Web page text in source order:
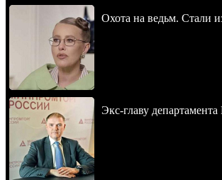
Охота на ведьм. Стали
Экс-главу